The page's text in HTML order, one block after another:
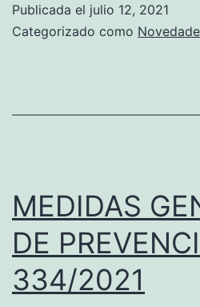
Publicada el julio 12, 2021
Categorizado como
MEDIDAS
DE
334/2021